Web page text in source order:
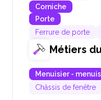
Corniche
Porte
Ferrure de porte
Métiers
Menuisier -
Châssis de fenêtre